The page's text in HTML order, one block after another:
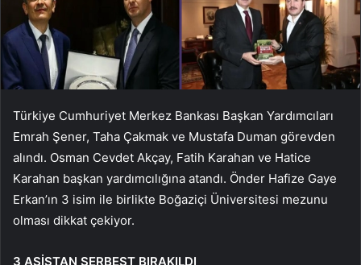
Türkiye Cumhuriyet Merkez Bankası Başkan Yardımcıları
Emrah Şener, Taha Çakmak ve Mustafa Duman görevden
alındı. Osman Cevdet Akçay, Fatih Karahan ve Hatice
Karahan başkan yardımcılığına atandı. Önder Hafize Gaye
Erkan’ın 3 isim ile birlikte Boğaziçi Üniversitesi mezunu
olması dikkat çekiyor.
3 ASİSTAN SERBEST BIRAKILDI